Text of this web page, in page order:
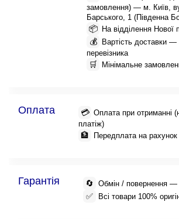
замовлення) — м. Київ,
Барського, 1 (Південна
📦 На відділення Нової
💰
Вартість доставки
перевізника
🛒 Мінімальне
Оплата 💳 Оплата при отриманні
платіж)
🏦 Передплата на рахунок
Гарантія 🔄 Обмін / повернення —
✅ Всі товари 100%